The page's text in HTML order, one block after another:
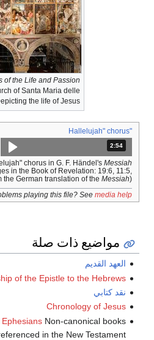
of the Life and Passion
of Santa Maria delle
the life of Jesus
"Hallelujah" chorus
المدة: دقائق و 54 ثواني.
2:54
chorus in G. F. Händel's Messiah
in the Book of Revelation: 19:6, 11:5,
German translation of the Messiah).
playing this file? See media help
مواضيع ذات صلة
العهد القديم
of the Epistle to the Hebrews
نقد كتابي
Chronology of Jesus
Non-canonical books
in the New Testament